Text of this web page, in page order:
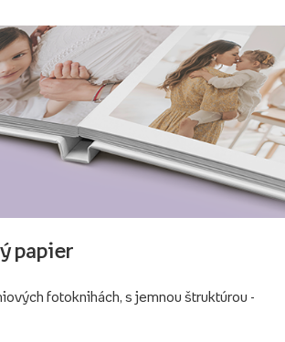
papier
fotoknihách, s jemnou štruktúrou -